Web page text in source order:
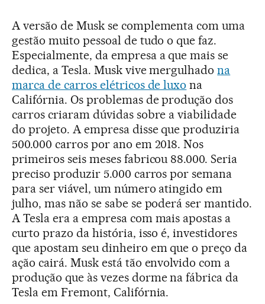
A versão de Musk se complementa com uma
gestão muito pessoal de tudo o que faz.
Especialmente, da empresa a que mais se
dedica, a Tesla. Musk vive mergulhadona
marca de carros elétricos de luxo na
Califórnia. Os problemas de produção dos
carros criaram dúvidas sobre a viabilidade
do projeto. A empresa disse que produziria
500.000 carros por ano em 2018. Nos
primeiros seis meses fabricou 88.000. Seria
preciso produzir 5.000 carros por semana
para ser viável, um número atingido em
julho, mas não se sabe se poderá ser mantido.
A Tesla era a empresa com mais apostas a
curto prazo da história, isso é, investidores
que apostam seu dinheiro em que o preço da
ação cairá. Musk está tão envolvido com a
produção que às vezes dorme na fábrica da
Tesla em Fremont, Califórnia.